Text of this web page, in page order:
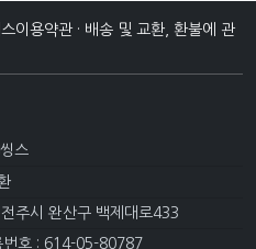
이용약관 · 배송 및 교환, 환불에 관
스
주시 완산구 백제대로433
번호 : 614-05-80787